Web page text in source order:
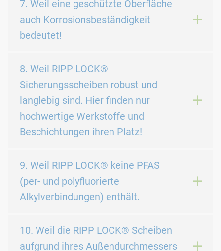
7. Weil eine geschützte Oberfläche
auch Korrosionsbeständigkeit
bedeutet!
8. Weil RIPP LOCK®
Sicherungsscheiben robust und
langlebig sind. Hier finden nur
hochwertige Werkstoffe und
Beschichtungen ihren Platz!
9. Weil RIPP LOCK® keine PFAS
(per- und polyfluorierte
Alkylverbindungen) enthält.
10. Weil die RIPP LOCK® Scheiben
aufgrund ihres Außendurchmessers